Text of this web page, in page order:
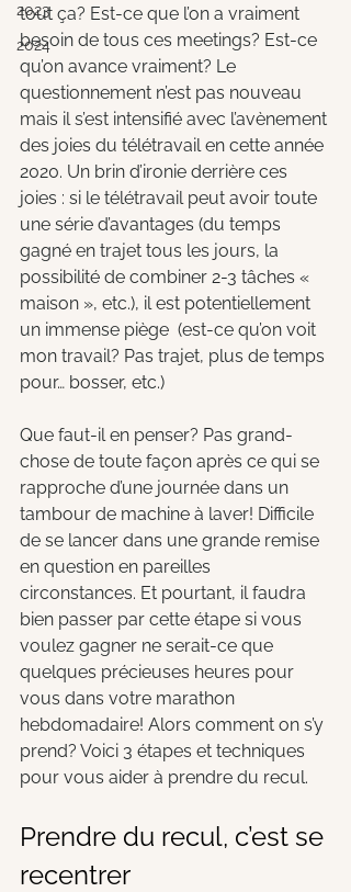
2023
2024
tout ça? Est-ce que l’on a vraiment
besoin de tous ces meetings? Est-ce
qu’on avance vraiment? Le
questionnement n’est pas nouveau
mais il s’est intensifié avec l’avènement
des joies du télétravail en cette année
2020. Un brin d’ironie derrière ces
joies : si le télétravail peut avoir toute
une série d’avantages (du temps
gagné en trajet tous les jours, la
possibilité de combiner 2-3 tâches «
maison », etc.), il est potentiellement
un immense piège  (est-ce qu’on voit
mon travail? Pas trajet, plus de temps
pour… bosser, etc.)
Que faut-il en penser? Pas grand-
chose de toute façon après ce qui se
rapproche d’une journée dans un
tambour de machine à laver! Difficile
de se lancer dans une grande remise
en question en pareilles
circonstances. Et pourtant, il faudra
bien passer par cette étape si vous
voulez gagner ne serait-ce que
quelques précieuses heures pour
vous dans votre marathon
hebdomadaire! Alors comment on s’y
prend? Voici 3 étapes et techniques
pour vous aider à prendre du recul.
Prendre du recul, c’est se
recentrer